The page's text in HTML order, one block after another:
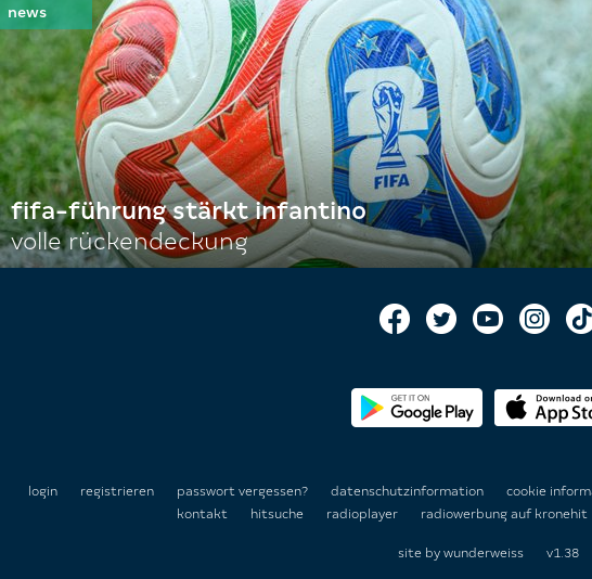
fifa-führung stärkt infantino
volle rückendeckung
login registrieren passwort vergessen? datenschutzinformation cookie
kontakt
hitsuche radioplayer radiowerbung auf kronehit
site by wunderweiss v1.38